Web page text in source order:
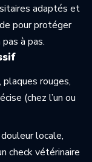
adaptés et
pourprotéger
à pas.
rouges,
(chez l’un ou
locale,
check vétérinaire